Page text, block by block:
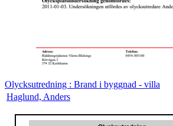
Olycksutredning : Brand i byggnad - villa
Haglund, Anders